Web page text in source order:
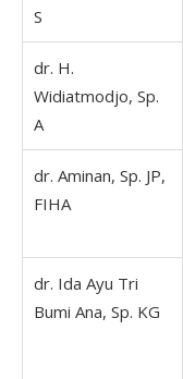
S
dr. H.
Widiatmodjo, Sp.
A
dr. Aminan, Sp. JP,
FIHA
dr. Ida Ayu Tri
Bumi Ana, Sp. KG